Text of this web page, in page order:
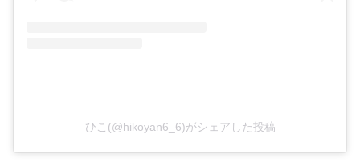
ひこ(@hikoyan6_6)がシェアした投稿